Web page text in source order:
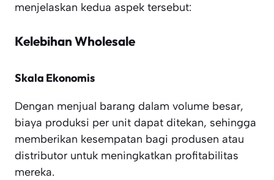
menjelaskan kedua aspek tersebut:
Kelebihan Wholesale
Skala Ekonomis
Dengan menjual barang dalam volume besar,
biaya produksi per unit dapat ditekan, sehingga
memberikan kesempatan bagi produsen atau
distributor untuk meningkatkan profitabilitas
mereka.